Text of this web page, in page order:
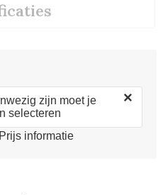
zijn moet je
selecteren
×
informatie